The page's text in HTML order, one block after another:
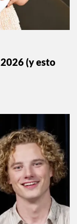
(y esto